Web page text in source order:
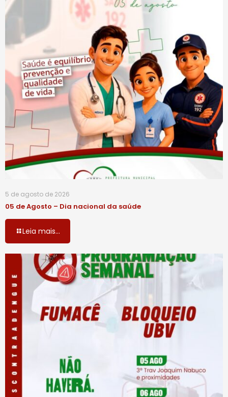
5 de agosto de 2026
05 de Agosto – Dia nacional da saúde
Leia mais...